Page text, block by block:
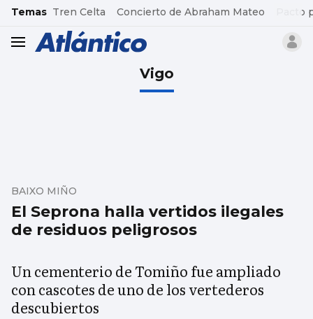
common.go-to-content
Temas Tren Celta Concierto de Abraham Mateo Pacto
header.menu.open
Vigo
El Seprona halla vertidos ilegales
de residuos peligrosos
BAIXO MIÑO
Un cementerio de Tomiño fue ampliado
con cascotes de uno de los vertederos
descubiertos